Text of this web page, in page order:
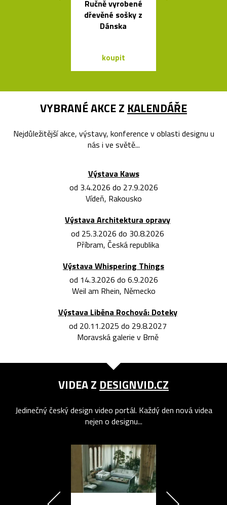
Ručně vyrobené
dřevěné sošky z
Dánska
koupit
VYBRANÉ AKCE Z KALENDÁŘE
Nejdůležitější akce, výstavy, konference v oblasti designu u
nás i ve světě...
Výstava Kaws
od 3.4.2026 do 27.9.2026
Vídeň, Rakousko
Výstava Architektura opravy
od 25.3.2026 do 30.8.2026
Příbram, Česká republika
Výstava Whispering Things
od 14.3.2026 do 6.9.2026
Weil am Rhein, Německo
Výstava Liběna Rochová: Doteky
od 20.11.2025 do 29.8.2027
Moravská galerie v Brně
VIDEA Z DESIGNVID.CZ
Jedinečný český design video portál. Každý den nová videa
nejen o designu...